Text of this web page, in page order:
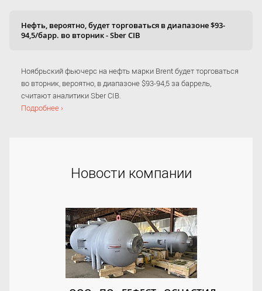
Нефть, вероятно, будет торговаться в диапазоне $93-
94,5/барр. во вторник - Sber CIB
Ноябрьский фьючерс на нефть марки Brent будет торговаться
во вторник, вероятно, в диапазоне $93-94,5 за баррель,
считают аналитики Sber CIB.
Подробнее ›
Новости компании